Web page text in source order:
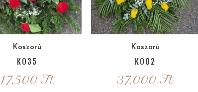
Koszorú
K035
17,500 Ft
Koszorú
K002
37,000 Ft